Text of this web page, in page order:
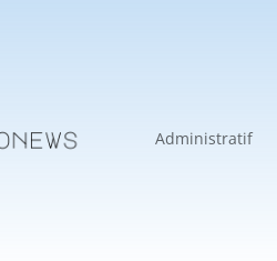
Administratif